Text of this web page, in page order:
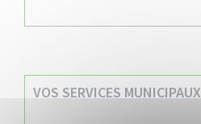
VOS SERVICES MUNICIPAUX